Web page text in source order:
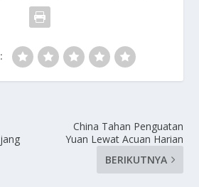
China Tahan Penguatan
Yuan Lewat Acuan Harian
BERIKUTNYA